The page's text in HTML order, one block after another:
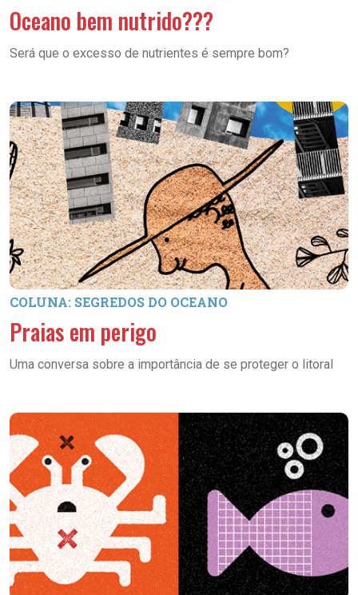
Oceano bem nutrido???
Será que o excesso de nutrientes é sempre bom?
COLUNA: SEGREDOS DO OCEANO
Praias em perigo
Uma conversa sobre a importância de se proteger o litoral